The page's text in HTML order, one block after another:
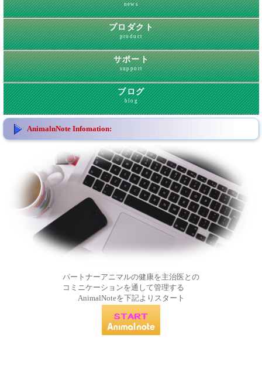
news
プロダクト
product
サポート
support
ブログ
blog
AnimalnNote Infomation:
パートナーアニマルの健康を主治医との
コミニケーションを通して管理する
AnimalNoteを下記よりスタート